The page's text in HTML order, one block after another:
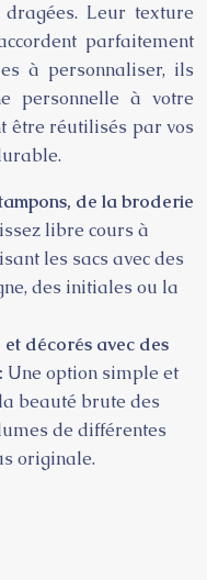
Leur texture
parfaitement
à personnaliser, ils
personnelle à votre
être réutilisés par vos
de la broderie
libre cours à
les sacs avec des
des initiales ou la
et décorés avec des
Une option simple et
beauté brute des
de différentes
originale.